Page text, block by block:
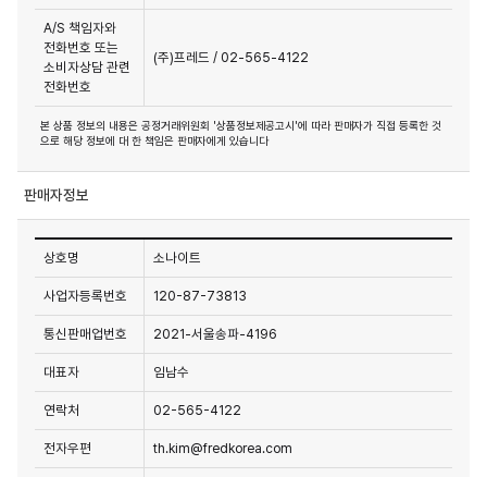
A/S 책임자와
전화번호 또는
소비자상담 관련
전화번호
(주)프레드 / 02-565-4122
본 상품 정보의 내용은 공정거래위원회 '상품정보제공고시'에 따라 판매자가 직접 등록한 것
으로 해당 정보에 대 한 책임은 판매자에게 있습니다
판매자정보
상호명 소나이트
사업자등록번호 120-87-73813
통신판매업번호 2021-서울송파-4196
대표자 임남수
연락처 02-565-4122
전자우편 th.kim@fredkorea.com